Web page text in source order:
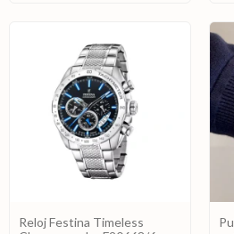
Reloj Festina Timeless